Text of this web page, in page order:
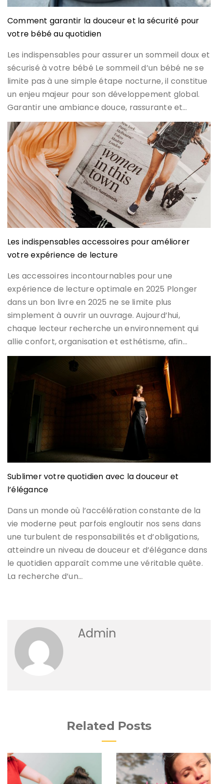
Comment garantir la douceur et la sécurité pour
votre bébé au quotidien
Les indispensables pour assurer un sommeil doux et
sécurisé à votre bébé Le sommeil d’un bébé ne se
limite pas à une simple étape nocturne, il constitue
un enjeu majeur pour son développement global.
Garantir une ambiance douce, rassurante et…
Les indispensables accessoires pour améliorer
votre expérience de lecture
Les accessoires incontournables pour une
expérience de lecture optimale en 2025 Plonger
dans un bon livre en 2025 ne se limite plus
simplement à ouvrir un ouvrage. Aujourd’hui,
chaque lecteur recherche un environnement qui
allie confort, organisation et esthétisme, afin…
Sublimer votre quotidien avec la douceur et
l’élégance
Dans un monde où l’accélération constante de la
vie moderne peut parfois engloutir nos sens dans
une turbulent de responsabilités et d’obligations,
atteindre un niveau de douceur et d’élégance dans
le quotidien apparaît comme une véritable quête.
La recherche d’un…
Admin
Related Posts